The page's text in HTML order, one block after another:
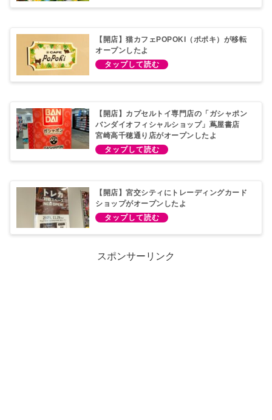
【開店】猫カフェPOPOKI（ポポキ）が移転
オープンしたよ
【開店】カプセルトイ専門店の「ガシャポン
バンダイオフィシャルショップ」蔦屋書店
宮崎高千穂通り店がオープンしたよ
【開店】宮交シティにトレーディングカード
ショップがオープンしたよ
スポンサーリンク